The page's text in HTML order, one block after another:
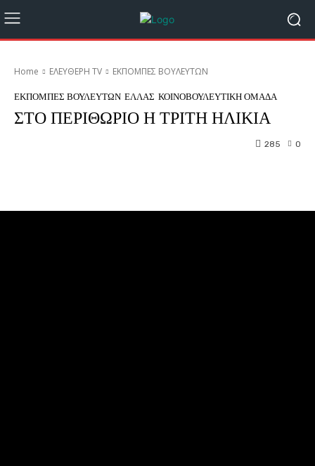
Home ΕΛΕΥΘΕΡΗ ΤV ΕΚΠΟΜΠΕΣ ΒΟΥΛΕΥΤΩΝ
ΕΚΠΟΜΠΕΣ ΒΟΥΛΕΥΤΩΝ ΕΛΛΑΣ ΚΟΙΝΟΒΟΥΛΕΥΤΙΚΗ ΟΜΑΔΑ
ΣΤΟ ΠΕΡΙΘΩΡΙΟ Η ΤΡΙΤΗ ΗΛΙΚΙΑ
0
285